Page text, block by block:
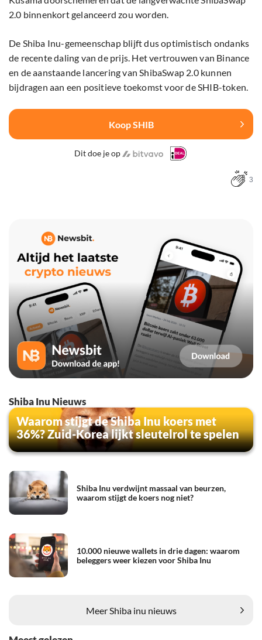
2.0 binnenkort gelanceerd zou worden.
De Shiba Inu-gemeenschap blijft dus optimistisch ondanks
de recente daling van de prijs. Het vertrouwen van Binance
en de aanstaande lancering van ShibaSwap 2.0 kunnen
bijdragen aan een positieve toekomst voor de SHIB-token.
Koop SHIB
Dit doe je op
3
Shiba Inu Nieuws
Waarom stijgt de Shiba Inu koers met
36%? Zuid-Korea lijkt sleutelrol te spelen
Shiba Inu verdwijnt massaal van beurzen,
waarom stijgt de koers nog niet?
10.000 nieuwe wallets in drie dagen: waarom
beleggers weer kiezen voor Shiba Inu
Meer Shiba inu nieuws